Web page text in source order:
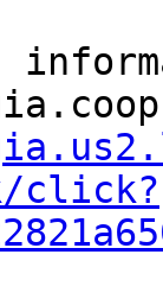
click?